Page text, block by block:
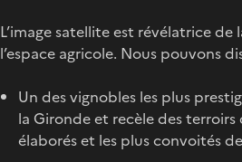
L’image satellite est révélatrice
l’espace agricole. Nous pouvons
Un des vignobles les plus
la Gironde et recèle des terroirs
élaborés et les plus convoités